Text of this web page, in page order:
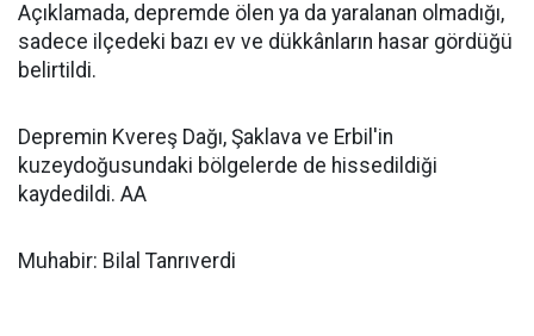
Açıklamada, depremde ölen ya da yaralanan olmadığı,
sadece ilçedeki bazı ev ve dükkânların hasar gördüğü
belirtildi.
Depremin Kvereş Dağı, Şaklava ve Erbil'in
kuzeydoğusundaki bölgelerde de hissedildiği
kaydedildi. AA
Muhabir: Bilal Tanrıverdi